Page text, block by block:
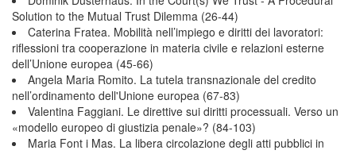
Solution to the Mutual Trust Dilemma (26-44)
Caterina Fratea. Mobilità nell’impiego e diritti dei lavoratori:
riflessioni tra cooperazione in materia civile e relazioni esterne
dell’Unione europea (45-66)
Angela Maria Romito. La tutela transnazionale del credito
nell’ordinamento dell'Unione europea (67-83)
Valentina Faggiani. Le direttive sui diritti processuali. Verso un
«modello europeo di giustizia penale»? (84-103)
Maria Font i Mas. La libera circolazione degli atti pubblici in